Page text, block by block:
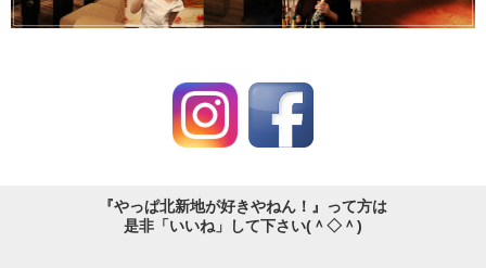
『やっぱ北新地が好きやねん！』って方は
是非「いいね」して下さい(＾◇＾)